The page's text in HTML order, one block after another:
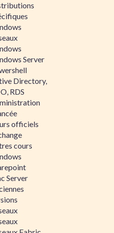
Server
Directory,
RDS
officiels
cours
Server